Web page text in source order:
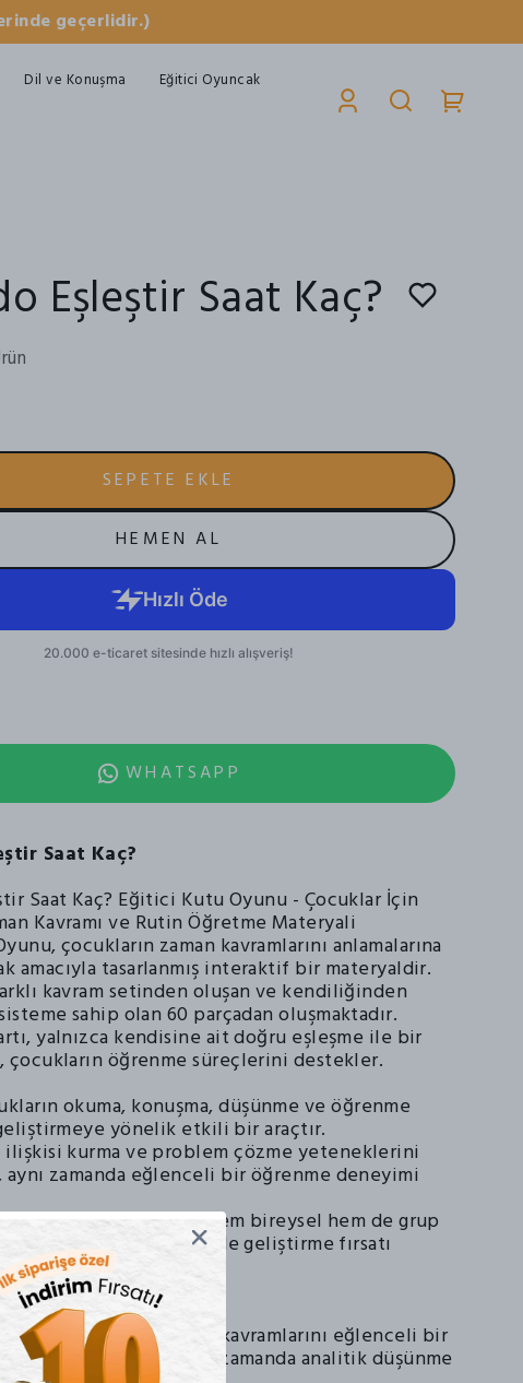
geçerlidir.)
Dil ve Konuşma
Eğitici Oyuncak
Eşleştir Saat Kaç?
SEPETE EKLE
HEMEN AL
WHATSAPP
Saat Kaç?
Saat Kaç? Eğitici Kutu Oyunu - Çocuklar İçin
Kavramı ve Rutin Öğretme Materyali
çocukların zaman kavramlarını anlamalarına
amacıyla tasarlanmış interaktif bir materyaldir.
kavram setinden oluşan ve kendiliğinden
sahip olan 60 parçadan oluşmaktadır.
yalnızca kendisine ait doğru eşleşme ile bir
çocukların öğrenme süreçlerini destekler.
okuma, konuşma, düşünme ve öğrenme
yönelik etkili bir araçtır.
ilişkisi kurma ve problem çözme yeteneklerini
zamanda eğlenceli bir öğrenme deneyimi
sayesinde, çocuklar hem bireysel hem de grup
sosyal becerilerini de geliştirme fırsatı
Saat Kaç?
çocukların zaman kavramlarını eğlenceli bir
sağlarken, aynı zamanda analitik düşünme